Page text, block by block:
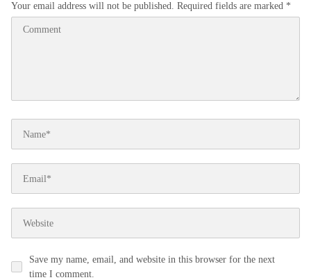
Your email address will not be published. Required fields are marked *
Save my name, email, and website in this browser for the next
time I comment.